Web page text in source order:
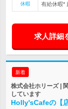
休暇
有給休暇*
求人詳細
新着
株式会社ホリーズ |
しています
Holly'sCafeの【